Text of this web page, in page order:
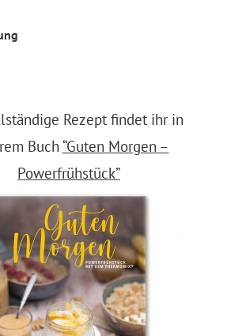
Rezept findet ihr in
Buch “Guten Morgen –
Powerfrühstück”